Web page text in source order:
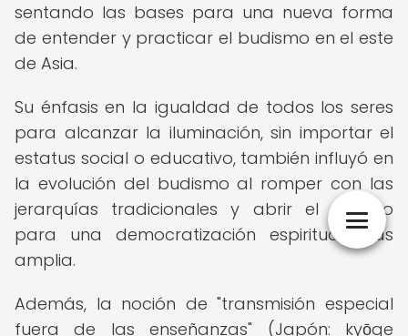
sentando las bases para una nueva forma
de entender y practicar el budismo en el este
de Asia.
Su énfasis en la igualdad de todos los seres
para alcanzar la iluminación, sin importar el
estatus social o educativo, también influyó en
la evolución del budismo al romper con las
jerarquías tradicionales y abrir el camino
para una democratización espiritual más
amplia.
Además, la noción de "transmisión especial
fuera de las enseñanzas" (Japón: kyōge